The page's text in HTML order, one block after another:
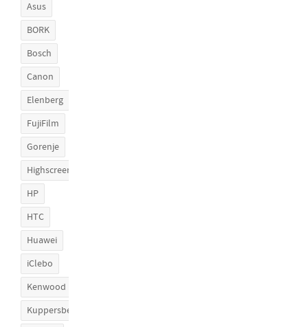
Asus
BORK
Bosch
Canon
Elenberg
FujiFilm
Gorenje
Highscreen
HP
HTC
Huawei
iClebo
Kenwood
Kuppersberg